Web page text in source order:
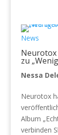
News
Neurotox
zu
Nessa
Neurotox
Album
verbinden